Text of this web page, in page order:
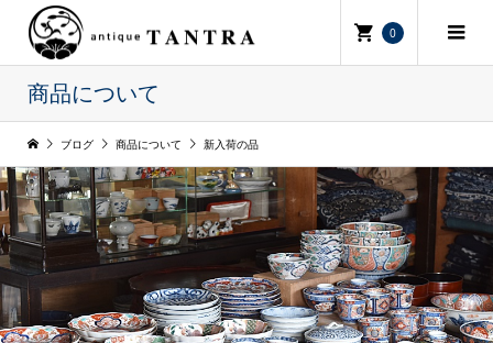
0
商品について
ブログ 商品について 新入荷の品